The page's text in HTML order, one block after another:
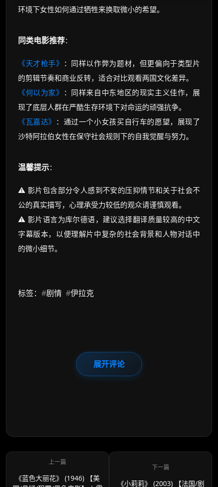
环境下女性如何通过牺牲来换取微小的希望。
同类电影推荐：
《天才枪手》 ：同样以作弊为题材，但更偏向于类型片
的剪辑节奏和商业反转，适合对比观看两国文化差异。
《何以为家》 ：同样来自中东地区的现实主义佳作，展
现了底层人群在严酷生存环境下对命运的顽强抗争。
《瓦嘉达》 ：通过一个小女孩买自行车的愿望，展现了
沙特阿拉伯女性在保守社会规则下的自我觉醒与努力。
温馨提示：
⚠️ 影片包含部分令人感到不安的压抑情节和关于社会不
公的真实描写，心理承受力较低的观众请谨慎观看。
⚠️ 影片语言为库尔德语，建议选择翻译质量较高的中文
字幕版本，以便理解片中复杂的社会背景和人物对话中
的微小细节。
标签： #剧情 #伊拉克
展开评论
《蓝色大丽花》 (1946) 【美
《小莉莉》 (2003) 【法国/剧